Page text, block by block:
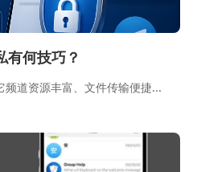
何技巧？
道资源丰富、文件传输便捷...